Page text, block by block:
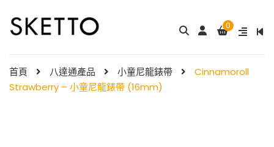
0
首頁 八達通產品 小童尼龍錶帶
Cinnamoroll
Strawberry – 小童尼龍錶帶 (16mm)
$ 288.00 $98.00
Little Twin Stars 夢幻 ̵ ...